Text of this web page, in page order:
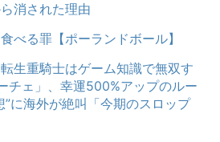
消された理由
べる罪【ポーランドボール】
生重騎士はゲーム知識で無双す
チェ」、幸運500%アップのルー
”に海外が絶叫「今期のスロップ